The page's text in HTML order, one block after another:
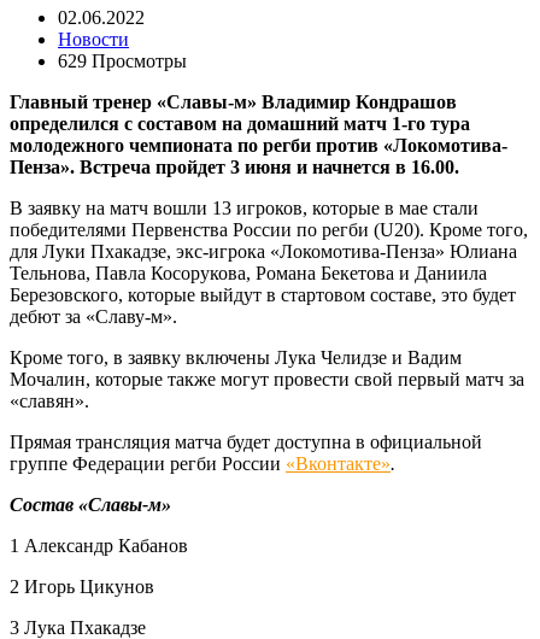
02.06.2022
Новости
629 Просмотры
Главный тренер «Славы-м» Владимир Кондрашов
определился с составом на домашний матч 1-го тура
молодежного чемпионата по регби против «Локомотива-
Пенза». Встреча пройдет 3 июня и начнется в 16.00.
В заявку на матч вошли 13 игроков, которые в мае стали
победителями Первенства России по регби (U20). Кроме того,
для Луки Пхакадзе, экс-игрока «Локомотива-Пенза» Юлиана
Тельнова, Павла Косорукова, Романа Бекетова и Даниила
Березовского, которые выйдут в стартовом составе, это будет
дебют за «Славу-м».
Кроме того, в заявку включены Лука Челидзе и Вадим
Мочалин, которые также могут провести свой первый матч за
«славян».
Прямая трансляция матча будет доступна в официальной
группе Федерации регби России «Вконтакте».
Состав «Славы-м»
1 Александр Кабанов
2 Игорь Цикунов
3 Лука Пхакадзе